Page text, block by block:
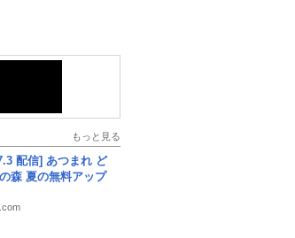
もっと見る
配信] あつまれ ど
森 夏の無料アップ